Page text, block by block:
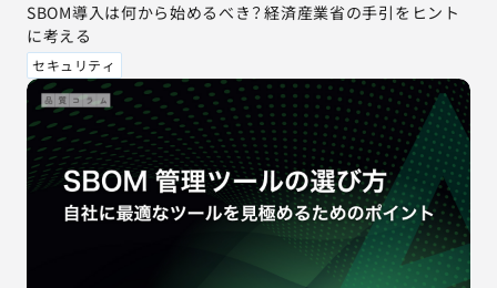
SBOM導入は何から始めるべき？経済産業省の手引をヒント
に考える
セキュリティ